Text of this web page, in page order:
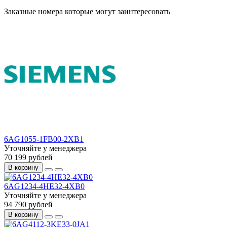
Заказные номера которые могут заинтересовать
6AG1055-1FB00-2XB1
Уточняйте у менеджера
70 199 рублей
В корзину
6AG1234-4HE32-4XB0
Уточняйте у менеджера
94 790 рублей
В корзину